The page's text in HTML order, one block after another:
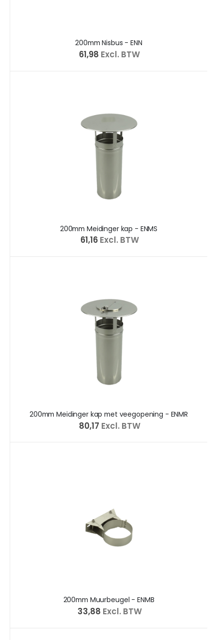
200mm Nisbus - ENN
€ 61,98 Excl. BTW
200mm Meidinger kap - ENMS
€ 61,16 Excl. BTW
200mm Meidinger kap met veegopening - ENMR
€ 80,17 Excl. BTW
200mm Muurbeugel - ENMB
€ 33,88 Excl. BTW